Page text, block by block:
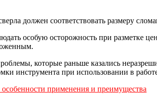
должен соответствовать размеру
особую осторожность при разметке
которые раньше казались
инструмента при использовании в
особенности применения и преимущества